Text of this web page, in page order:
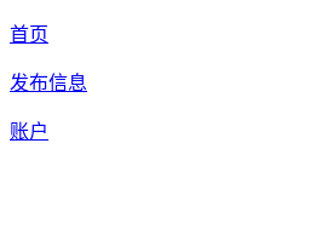
首页
发布信息
账户